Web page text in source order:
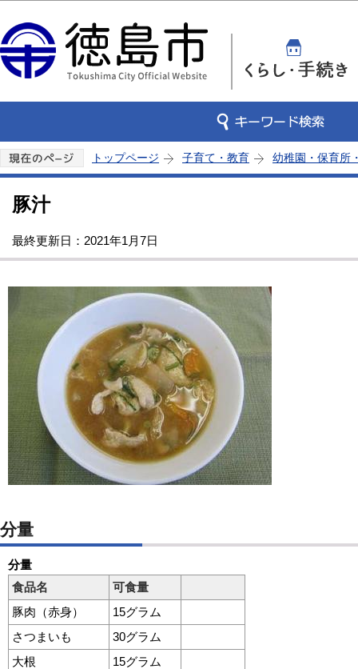
トップページ 子育て・教育 幼稚園・保育所
豚汁
最終更新日：2021年1月7日
分量
分量
食品名
可食量
豚肉（赤身）
15グラム
さつまいも
30グラム
大根
15グラム